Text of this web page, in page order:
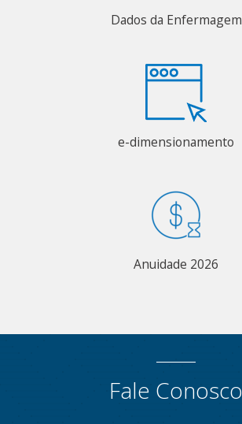
Dados da Enfermagem
e-dimensionamento
Anuidade 2026
Fale Conosco